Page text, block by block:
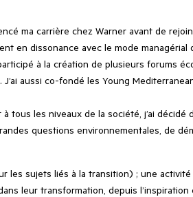
ma carrière chez Warner avant de
en dissonance avec le mode
à la création de plusieurs forums
aussi co-fondé les Young
les niveaux de la société, j’ai
questions environnementales, de
sujets liés à la transition) ; une
leur transformation, depuis l’inspiration